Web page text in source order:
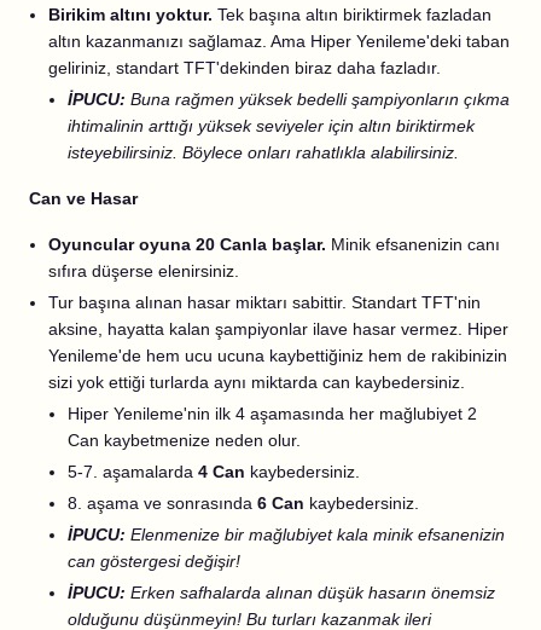
Birikim altını yoktur. Tek başına altın biriktirmek fazladan
altın kazanmanızı sağlamaz. Ama Hiper Yenileme'deki taban
geliriniz, standart TFT'dekinden biraz daha fazladır.
İPUCU: Buna rağmen yüksek bedelli şampiyonların çıkma
ihtimalinin arttığı yüksek seviyeler için altın biriktirmek
isteyebilirsiniz. Böylece onları rahatlıkla alabilirsiniz.
Can ve Hasar
Oyuncular oyuna 20 Canla başlar. Minik efsanenizin canı
sıfıra düşerse elenirsiniz.
Tur başına alınan hasar miktarı sabittir. Standart TFT'nin
aksine, hayatta kalan şampiyonlar ilave hasar vermez. Hiper
Yenileme'de hem ucu ucuna kaybettiğiniz hem de rakibinizin
sizi yok ettiği turlarda aynı miktarda can kaybedersiniz.
Hiper Yenileme'nin ilk 4 aşamasında her mağlubiyet 2
Can kaybetmenize neden olur.
5-7. aşamalarda 4 Can kaybedersiniz.
8. aşama ve sonrasında 6 Can kaybedersiniz.
İPUCU: Elenmenize bir mağlubiyet kala minik efsanenizin
can göstergesi değişir!
İPUCU: Erken safhalarda alınan düşük hasarın önemsiz
olduğunu düşünmeyin! Bu turları kazanmak ileri